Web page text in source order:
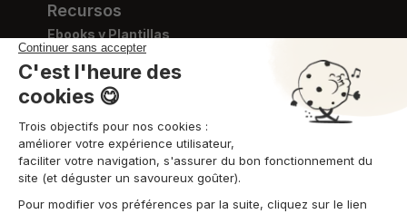
Recursos
Ebooks y Plantillas
Blog
Videos de formación
Centro de ayuda